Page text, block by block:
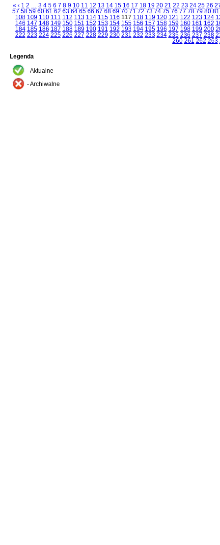
« ‹ 1 2 … 3 4 5 6 7 8 9 10 11 12 13 14 15 16 17 18 19 20 21 22 23 24 25 26
57 58 59 60 61 62 63 64 65 66 67 68 69 70 71 72 73 74 75 76 77 78 79 80 81
108 109 110 111 112 113 114 115 116 117 118 119 120 121 122 123 124
146 147 148 149 150 151 152 153 154 155 156 157 158 159 160 161 162
184 185 186 187 188 189 190 191 192 193 194 195 196 197 198 199 200
222 223 224 225 226 227 228 229 230 231 232 233 234 235 236 237 238
260 261 262 263
Legenda
- Aktualne
- Archiwalne